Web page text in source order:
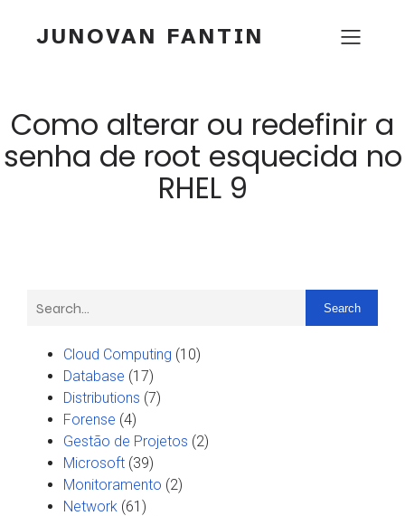
JUNOVAN FANTIN
Como alterar ou redefinir a
senha de root esquecida no
RHEL 9
Search
Cloud Computing (10)
Database (17)
Distributions (7)
Forense (4)
Gestão de Projetos (2)
Microsoft (39)
Monitoramento (2)
Network (61)